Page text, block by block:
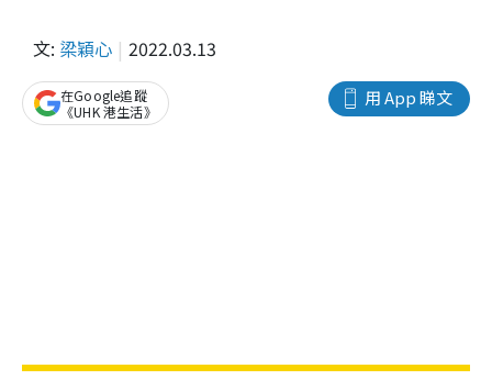
文: 梁穎心 2022.03.13
用 App 睇文
在Google追蹤
《UHK 港生活》